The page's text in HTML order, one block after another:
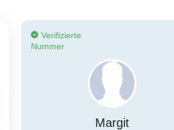
Verifizierte
Nummer
Margit